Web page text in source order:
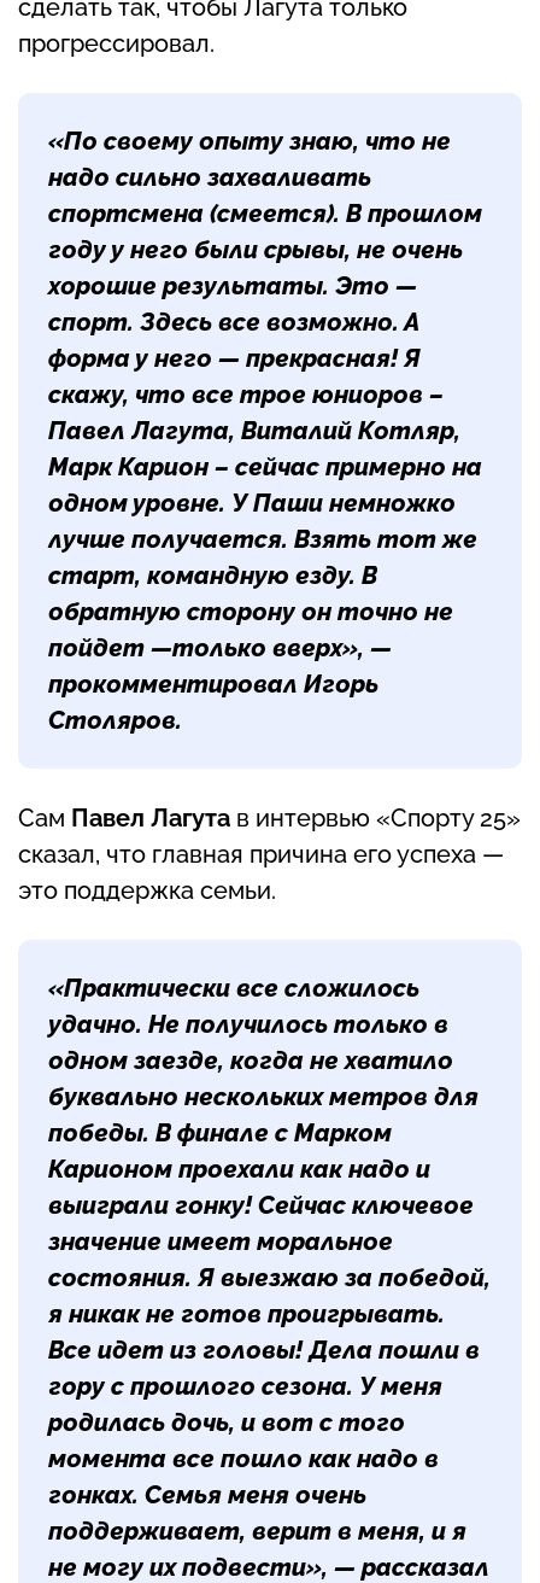
сделать так, чтобы Лагута только
прогрессировал.
«По своему опыту знаю, что не
надо сильно захваливать
спортсмена (смеется). В прошлом
году у него были срывы, не очень
хорошие результаты. Это —
спорт. Здесь все возможно. А
форма у него — прекрасная! Я
скажу, что все трое юниоров –
Павел Лагута, Виталий Котляр,
Марк Карион – сейчас примерно на
одном уровне. У Паши немножко
лучше получается. Взять тот же
старт, командную езду. В
обратную сторону он точно не
пойдет —только вверх», —
прокомментировал Игорь
Столяров.
Сам Павел Лагута в интервью «Спорту 25»
сказал, что главная причина его успеха —
это поддержка семьи.
«Практически все сложилось
удачно. Не получилось только в
одном заезде, когда не хватило
буквально нескольких метров для
победы. В финале с Марком
Карионом проехали как надо и
выиграли гонку! Сейчас ключевое
значение имеет моральное
состояния. Я выезжаю за победой,
я никак не готов проигрывать.
Все идет из головы! Дела пошли в
гору с прошлого сезона. У меня
родилась дочь, и вот с того
момента все пошло как надо в
гонках. Семья меня очень
поддерживает, верит в меня, и я
не могу их подвести», — рассказал